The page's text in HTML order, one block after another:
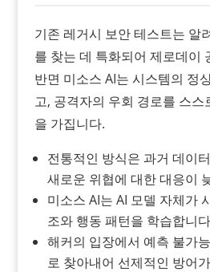
기존 레거시 보안 테스트는 알
를 찾는 데 특화되어 제로데이
반면 미소스 AI는 시스템의 정
고, 공격자의 우회 경로를 스스
을 가집니다.
전통적인 방식은 과거 데이
새로운 위협에 대한 대응이
미소스 AI는 AI 모델 자체가
조와 행동 패턴을 학습합니
해커의 입장에서 예측 불가
로 찾아내어 선제적인 방어